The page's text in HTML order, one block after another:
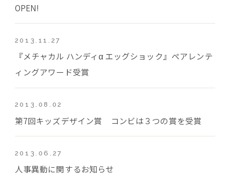
OPEN!
2013.11.27
『メチャカル ハンディα エッグショック』ペアレンテ
ィングアワード受賞
2013.08.02
第7回キッズデザイン賞 コンビは３つの賞を受賞
2013.06.27
人事異動に関するお知らせ